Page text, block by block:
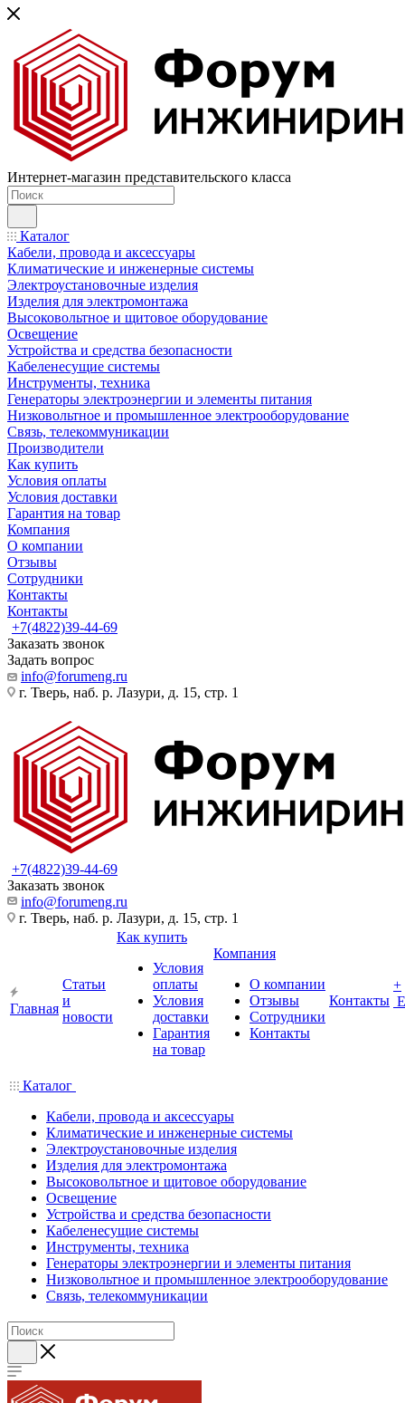
Интернет-магазин представительского класса
Каталог
Кабели, провода и аксессуары
Климатические и инженерные системы
Электроустановочные изделия
Изделия для электромонтажа
Высоковольтное и щитовое оборудование
Освещение
Устройства и средства безопасности
Кабеленесущие системы
Инструменты, техника
Генераторы электроэнергии и элементы питания
Низковольтное и промышленное электрооборудование
Связь, телекоммуникации
Производители
Как купить
Условия оплаты
Условия доставки
Гарантия на товар
Компания
О компании
Отзывы
Сотрудники
Контакты
Контакты
+7(4822)39-44-69
Заказать звонок
Задать вопрос
info@forumeng.ru
г. Тверь, наб. р. Лазури, д. 15, стр. 1
+7(4822)39-44-69
Заказать звонок
info@forumeng.ru
г. Тверь, наб. р. Лазури, д. 15, стр. 1
Главная
Статьи
и
новости
Как купить
Условия
оплаты
Условия
доставки
Гарантия
на товар
Компания
О компании
Отзывы
Сотрудники
Контакты
Контакты
+
Каталог
Кабели, провода и аксессуары
Климатические и инженерные системы
Электроустановочные изделия
Изделия для электромонтажа
Высоковольтное и щитовое оборудование
Освещение
Устройства и средства безопасности
Кабеленесущие системы
Инструменты, техника
Генераторы электроэнергии и элементы питания
Низковольтное и промышленное электрооборудование
Связь, телекоммуникации